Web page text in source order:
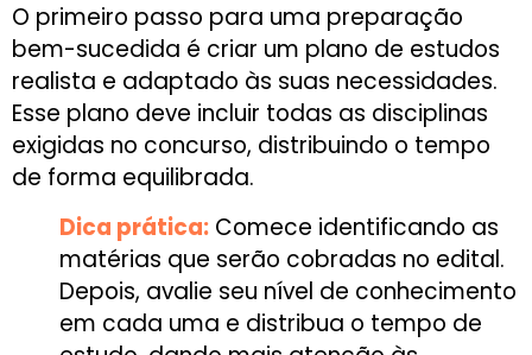
O primeiro passo para uma preparação
bem-sucedida é criar um plano de estudos
realista e adaptado às suas necessidades.
Esse plano deve incluir todas as disciplinas
exigidas no concurso, distribuindo o tempo
de forma equilibrada.
Dica prática: Comece identificando as
matérias que serão cobradas no edital.
Depois, avalie seu nível de conhecimento
em cada uma e distribua o tempo de